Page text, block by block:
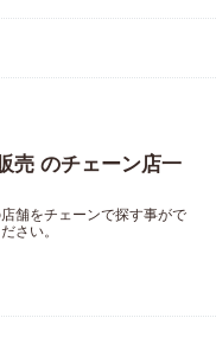
売 のチェーン店一
舗をチェーンで探す事がで
さい。